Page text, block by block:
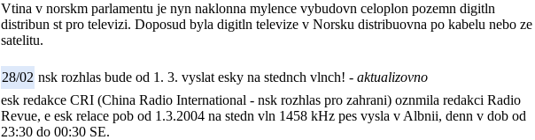
Vtina v norskm parlamentu je nyn naklonna mylence vybudovn celoplon pozemn digitln
distribun st pro televizi. Doposud byla digitln televize v Norsku distribuovna po kabelu nebo ze
satelitu.
28/02 nsk rozhlas bude od 1. 3. vyslat esky na stednch vlnch! - aktualizovno
esk redakce CRI (China Radio International - nsk rozhlas pro zahrani) oznmila redakci Radio
Revue, e esk relace pob od 1.3.2004 na stedn vln 1458 kHz pes vysla v Albnii, denn v dob od
23:30 do 00:30 SE.